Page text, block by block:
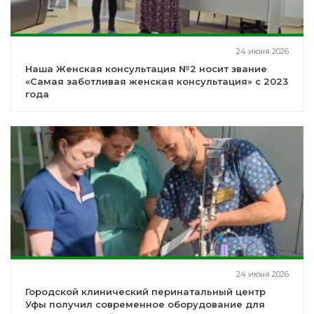
24 июня 2026
Наша Женская консультация №2 носит звание
«Самая заботливая женская консультация» с 2023
года
24 июня 2026
Городской клинический перинатальный центр
Уфы получил современное оборудование для